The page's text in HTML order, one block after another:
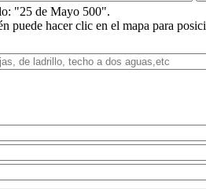
"25 de Mayo 500".
puede hacer clic en el mapa para